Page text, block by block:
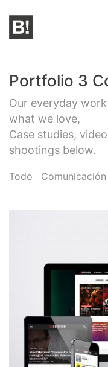
Portfolio 3
Our everyday
what we love,
Case studies,
shootings below.
Todo Comunicación